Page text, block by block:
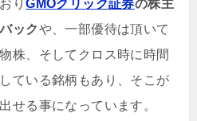
りGMOクリック証券の株主
ックや、一部優待は頂いて
株、そしてクロス時に時間
ている銘柄もあり、そこが
せる事になっています。